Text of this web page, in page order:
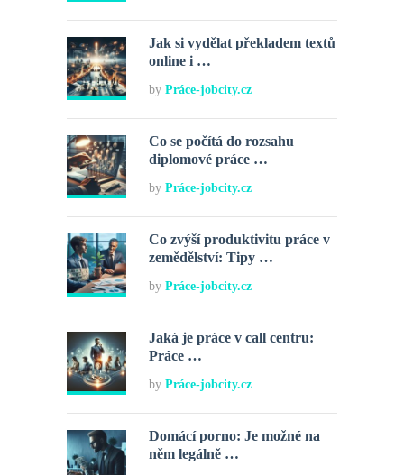
Jak si vydělat překladem textů
online i …
byPráce-jobcity.cz
Co se počítá do rozsahu
diplomové práce …
byPráce-jobcity.cz
Co zvýší produktivitu práce v
zemědělství: Tipy …
byPráce-jobcity.cz
Jaká je práce v call centru:
Práce …
byPráce-jobcity.cz
Domácí porno: Je možné na
něm legálně …